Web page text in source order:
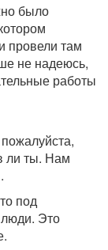
было
провели там
не надеюсь,
работы
ли ты. Нам
под
Это